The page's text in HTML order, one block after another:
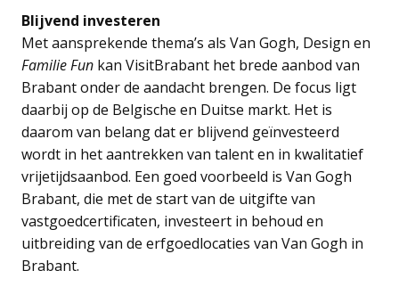
Blijvend investeren
Met aansprekende thema’s als Van Gogh, Design en
Familie Fun kan VisitBrabant het brede aanbod van
Brabant onder de aandacht brengen. De focus ligt
daarbij op de Belgische en Duitse markt. Het is
daarom van belang dat er blijvend geïnvesteerd
wordt in het aantrekken van talent en in kwalitatief
vrijetijdsaanbod. Een goed voorbeeld is Van Gogh
Brabant, die met de start van de uitgifte van
vastgoedcertificaten, investeert in behoud en
uitbreiding van de erfgoedlocaties van Van Gogh in
Brabant.